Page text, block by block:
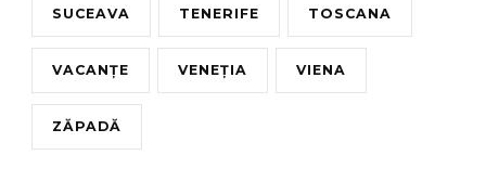
SUCEAVA TENERIFE TOSCANA
VACANȚE VENEȚIA VIENA
ZĂPADĂ